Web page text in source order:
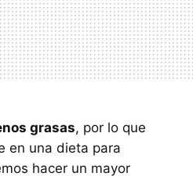
grasas, por lo que
en una dieta para
hacer un mayor